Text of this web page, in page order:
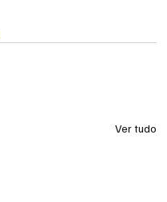
Ver tudo